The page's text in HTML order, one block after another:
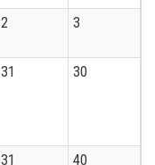
2 3
31 30
31 40